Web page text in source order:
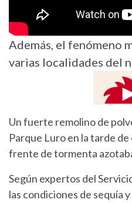
Además, el fenómeno
varias localidades del
Un fuerte remolino de
Parque Luro en la tarde
frente de tormenta
Según expertos del
las condiciones de sequía